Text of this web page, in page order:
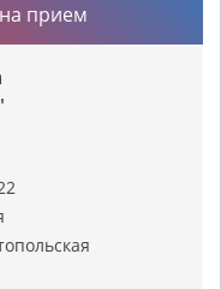
прием